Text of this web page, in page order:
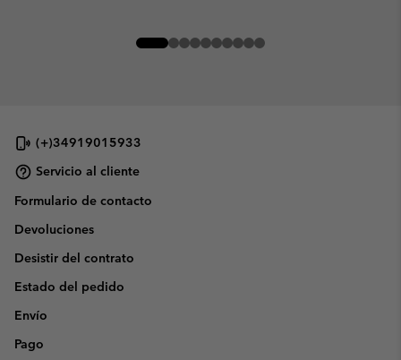
(+)34919015933
Servicio al cliente
Formulario de contacto
Devoluciones
Desistir del contrato
Estado del pedido
Envío
Pago